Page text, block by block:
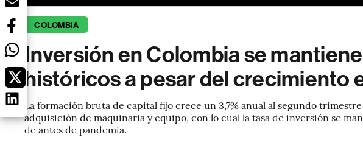
COLOMBIA
Inversión en Colombia se
históricos a pesar del crecimiento
La formación bruta de capital fijo crece un 3,7% anual al segundo
adquisición de maquinaria y equipo, con lo cual la tasa de inversión se
de antes de pandemia.